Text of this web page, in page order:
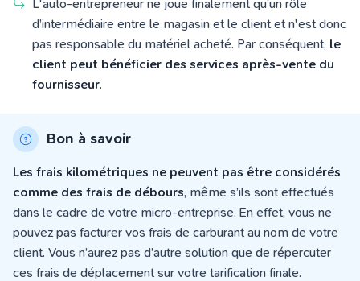
L'auto-entrepreneur ne joue finalement qu’un rôle
d’intermédiaire entre le magasin et le client et n'est donc
pas responsable du matériel acheté. Par conséquent, le
client peut bénéficier des services après-vente du
fournisseur.
Bon à savoir
Les frais kilométriques ne peuvent pas être considérés
comme des frais de débours, même s’ils sont effectués
dans le cadre de votre micro-entreprise. En effet, vous ne
pouvez pas facturer vos frais de carburant au nom de votre
client. Vous n’aurez pas d’autre solution que de répercuter
ces frais de déplacement sur votre tarification finale.